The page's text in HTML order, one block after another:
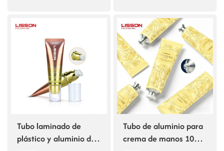
Tubo laminado de
plástico y aluminio de
Tubo de aluminio para
crema de manos 100%